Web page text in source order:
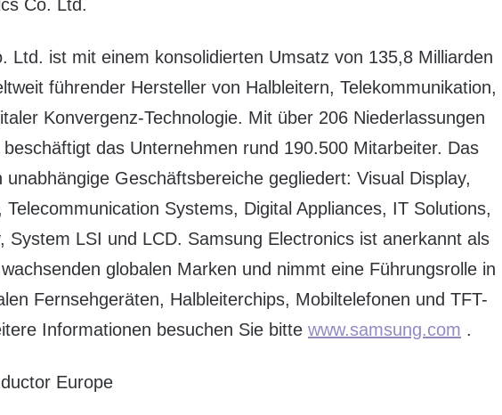
Co. Ltd.
Ltd. ist mit einem konsolidierten Umsatz von 135,8 Milliarden
führender Hersteller von Halbleitern, Telekommunikation,
Konvergenz-Technologie. Mit über 206 Niederlassungen
das Unternehmen rund 190.500 Mitarbeiter. Das
Geschäftsbereiche gegliedert: Visual Display,
Systems, Digital Appliances, IT Solutions,
System LSI und LCD. Samsung Electronics ist anerkannt als
globalen Marken und nimmt eine Führungsrolle in
Fernsehgeräten, Halbleiterchips, Mobiltelefonen und TFT-
Informationen besuchen Sie bitte www.samsung.com .
Europe